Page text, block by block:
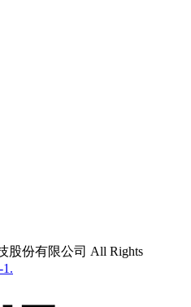
股份有限公司 All Rights